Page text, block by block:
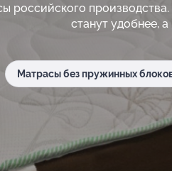
российского
станут удобнее,
Матрасы без пружинных